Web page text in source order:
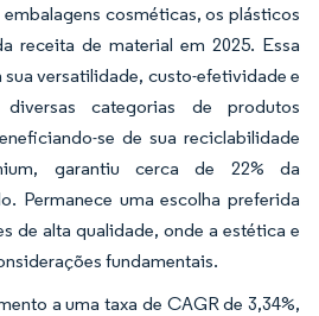
cosméticas, os plásticos
receita de material em 2025. Essa
versatilidade, custo-efetividade e
categorias de produtos
se de sua reciclabilidade
garantiu cerca de 22% da
Permanece uma escolha preferida
de alta qualidade, onde a estética e
fundamentais.
a uma taxa de CAGR de 3,34%,